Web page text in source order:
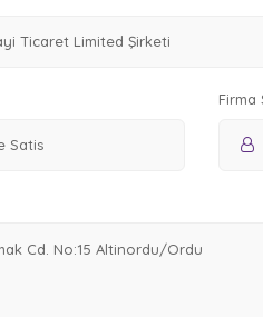
Firma